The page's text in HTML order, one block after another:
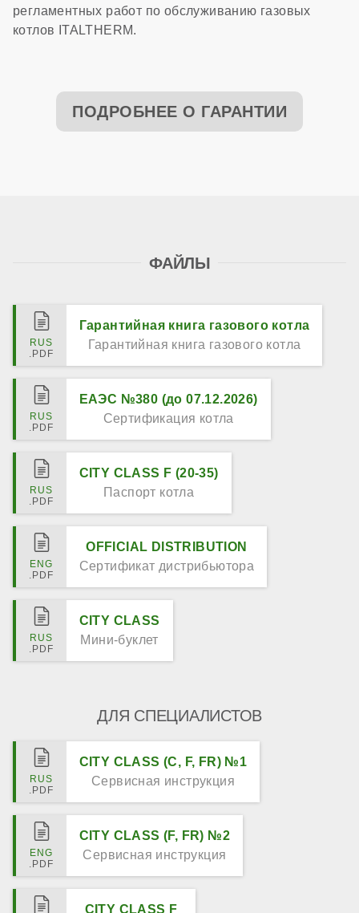
регламентных работ по обслуживанию газовых
котлов ITALTHERM.
ПОДРОБНЕЕ О ГАРАНТИИ
ФАЙЛЫ
Гарантийная книга газового котла
Гарантийная книга газового котла
ЕАЭС №380 (до 07.12.2026)
Сертификация котла
CITY CLASS F (20-35)
Паспорт котла
OFFICIAL DISTRIBUTION
Сертификат дистрибьютора
CITY CLASS
Мини-буклет
ДЛЯ СПЕЦИАЛИСТОВ
CITY CLASS (C, F, FR) №1
Сервисная инструкция
CITY CLASS (F, FR) №2
Сервисная инструкция
CITY CLASS F